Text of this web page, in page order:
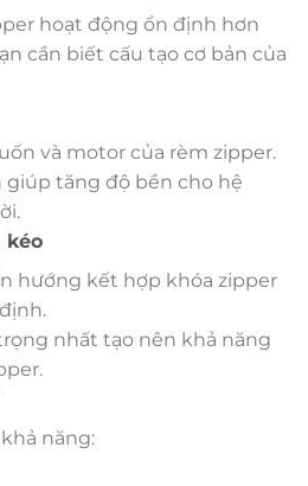
hoạt động ổn định hơn
cần biết cấu tạo cơ bản của
và motor của rèm zipper.
tăng độ bền cho hệ
kéo
hướng kết hợp khóa zipper
nhất tạo nên khả năng
năng: